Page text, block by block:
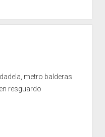
metro balderas
resguardo